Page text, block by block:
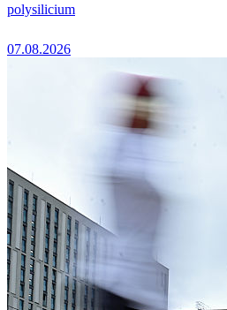
polysilicium
07.08.2026